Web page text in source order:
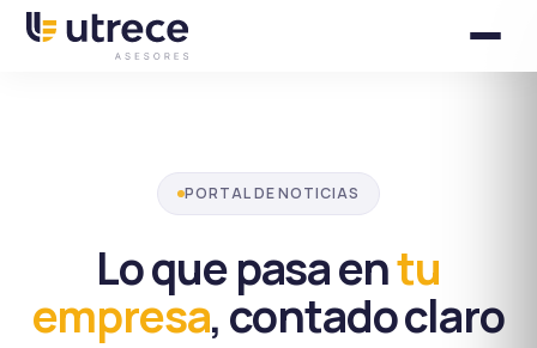
PORTAL DE NOTICIAS
Lo que pasa entu
empresa, contado claro